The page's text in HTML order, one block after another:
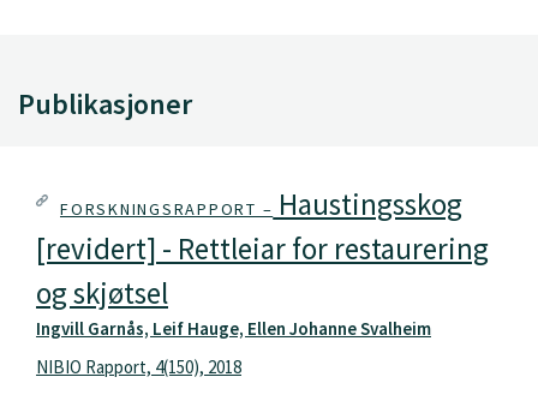
Publikasjoner
FORSKNINGSRAPPORT – Haustingsskog
[revidert] - Rettleiar for restaurering
og skjøtsel
Ingvill Garnås, Leif Hauge, Ellen Johanne Svalheim
NIBIO Rapport, 4(150), 2018